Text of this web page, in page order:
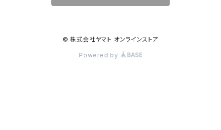
© 株式会社ヤマト オンラインストア
Powered by